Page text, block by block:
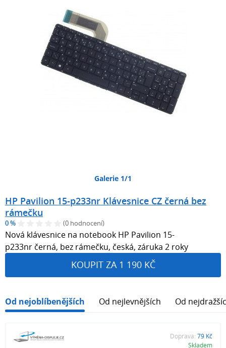
Galerie 1/1
HP Pavilion 15-p233nr Klávesnice CZ černá bez
rámečku
0 % (0 hodnocení)
Nová klávesnice na notebook HP Pavilion 15-
p233nr černá, bez rámečku, česká, záruka 2 roky
KOUPIT ZA 1 190 KČ
Od nejoblíbenějších Od nejlevnějších Od
Doprava: 79 Kč
Skladem